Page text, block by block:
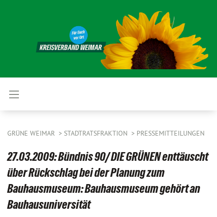
GRÜNE WEIMAR STADTRATSFRAKTION PRESSEMITTEILUNGEN
27.03.2009: Bündnis 90/ DIE GRÜNEN enttäuscht
über Rückschlag bei der Planung zum
Bauhausmuseum: Bauhausmuseum gehört an
Bauhausuniversität